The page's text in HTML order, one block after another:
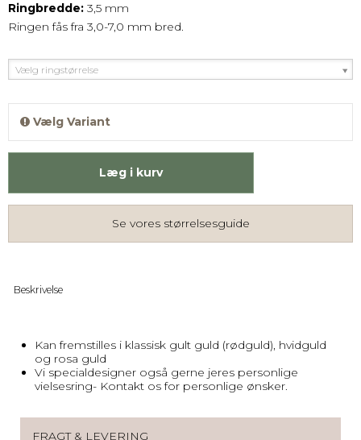
Ringbredde: 3,5 mm
Ringen fås fra 3,0-7,0 mm bred.
Vælg ringstørrelse
Vælg Variant
Læg i kurv
Se vores størrelsesguide
Beskrivelse
Kan fremstilles i klassisk gult guld (rødguld), hvidguld
og rosa guld
Vi specialdesigner også gerne jeres personlige
vielsesring- Kontakt os for personlige ønsker.
FRAGT & LEVERING